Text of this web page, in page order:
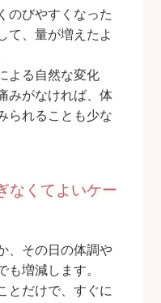
のびやすくなった
て、量が増えたよ
よる自然な変化
みがなければ、体
られることも少な
なくてよいケー
、その日の体調や
も増減します。
とだけで、すぐに